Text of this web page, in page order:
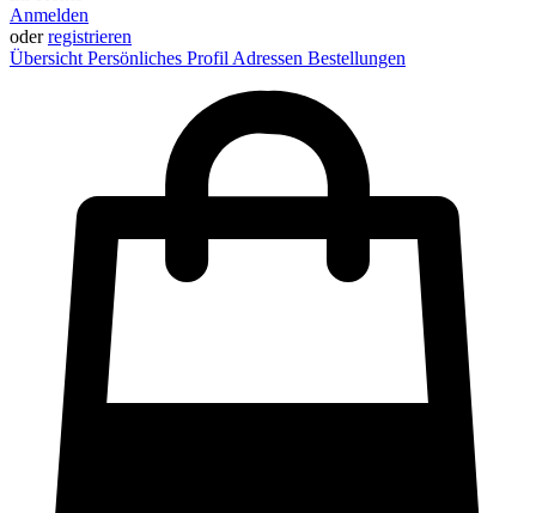
Anmelden
oderregistrieren
Übersicht Persönliches Profil Adressen Bestellungen